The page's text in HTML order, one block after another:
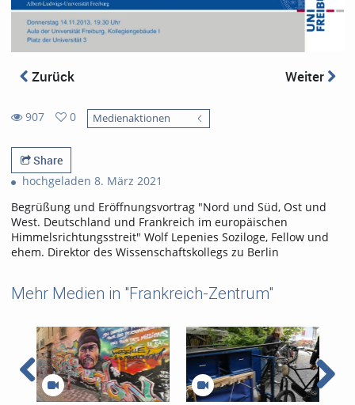
Zurück Weiter
907
views
0
favorites
Medienaktionen
Share
hochgeladen 8. März 2021
Begrüßung und Eröffnungsvortrag "Nord und Süd, Ost und
West. Deutschland und Frankreich im europäischen
Himmelsrichtungsstreit" Wolf Lepenies Soziloge, Fellow und
ehem. Direktor des Wissenschaftskollegs zu Berlin
Mehr Medien in "Frankreich-Zentrum"